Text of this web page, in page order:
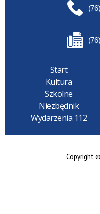
Start
Kultura
Szkolne
Niezbędnik
Wydarzenia 112
Copyright